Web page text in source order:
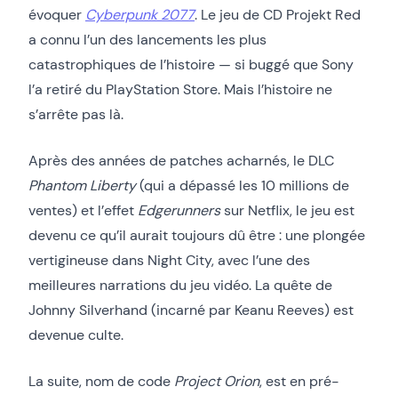
évoquer Cyberpunk 2077. Le jeu de CD Projekt Red
a connu l’un des lancements les plus
catastrophiques de l’histoire — si buggé que Sony
l’a retiré du PlayStation Store. Mais l’histoire ne
s’arrête pas là.
Après des années de patches acharnés, le DLC
Phantom Liberty(qui a dépassé les 10 millions de
ventes) et l’effet Edgerunnerssur Netflix, le jeu est
devenu ce qu’il aurait toujours dû être : une plongée
vertigineuse dans Night City, avec l’une des
meilleures narrations du jeu vidéo. La quête de
Johnny Silverhand (incarné par Keanu Reeves) est
devenue culte.
La suite, nom de code Project Orion, est en pré-